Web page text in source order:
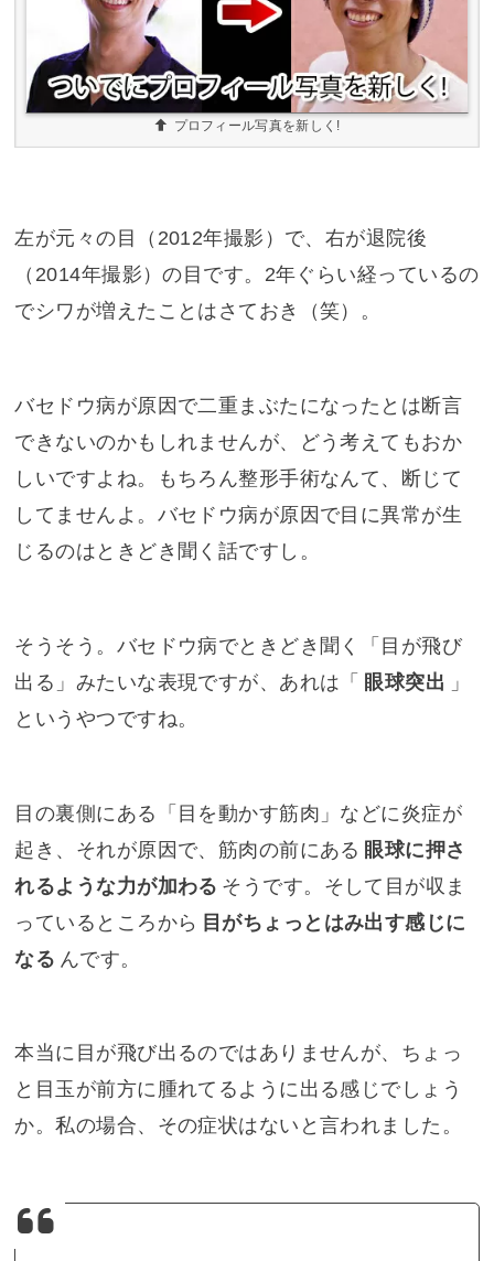
プロフィール写真を新しく!
左が元々の目（2012年撮影）で、右が退院後
（2014年撮影）の目です。2年ぐらい経っているの
でシワが増えたことはさておき（笑）。
バセドウ病が原因で二重まぶたになったとは断言
できないのかもしれませんが、どう考えてもおか
しいですよね。もちろん整形手術なんて、断じて
してませんよ。バセドウ病が原因で目に異常が生
じるのはときどき聞く話ですし。
そうそう。バセドウ病でときどき聞く「目が飛び
出る」みたいな表現ですが、あれは「
眼球突出 」
というやつですね。
目の裏側にある「目を動かす筋肉」などに炎症が
起き、それが原因で、筋肉の前にある 眼球に押さ
れるような力が加わる そうです。そして目が収ま
っているところから 目がちょっとはみ出す感じに
なる んです。
本当に目が飛び出るのではありませんが、ちょっ
と目玉が前方に腫れてるように出る感じでしょう
か。私の場合、その症状はないと言われました。